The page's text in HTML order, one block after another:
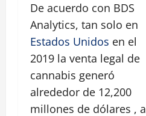
De acuerdo con BDS
Analytics, tan solo en
Estados Unidos en el
2019 la venta legal de
cannabis generó
alrededor de 12,200
millones de dólares , a